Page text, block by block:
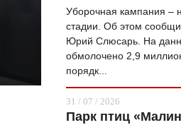
Уборочная кампания –
стадии. Об этом
Юрий Слюсарь. На
обмолочено 2,9
порядк...
31 / 07 / 2026
Парк птиц